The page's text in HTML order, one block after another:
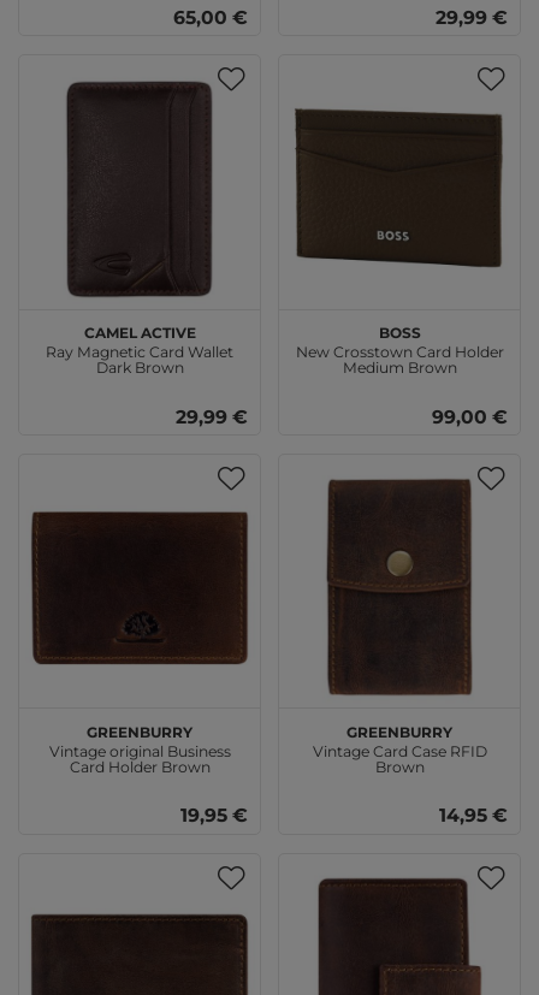
65,00 € 29,99 €
camel active
Ray Magnetic Card Wallet
Dark Brown
29,99 €
BOSS
New Crosstown Card Holder
Medium Brown
99,00 €
GREENBURRY
Vintage original Business
Card Holder Brown
19,95 €
GREENBURRY
Vintage Card Case RFID
Brown
14,95 €